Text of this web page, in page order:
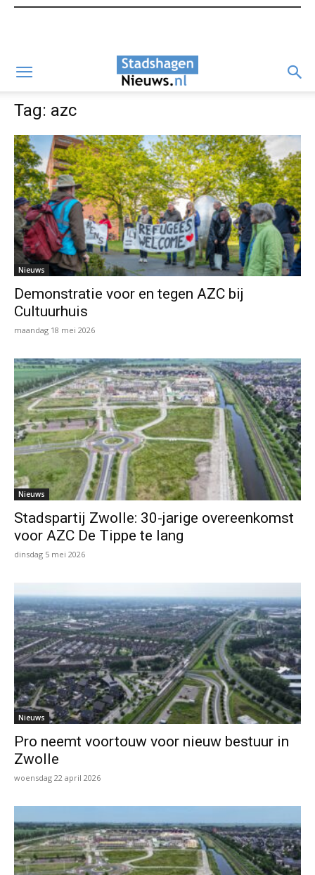
Tag: azc
Nieuws
Demonstratie voor en tegen AZC bij
Cultuurhuis
maandag 18 mei 2026
Nieuws
Stadspartij Zwolle: 30-jarige overeenkomst
voor AZC De Tippe te lang
dinsdag 5 mei 2026
Nieuws
Pro neemt voortouw voor nieuw bestuur in
Zwolle
woensdag 22 april 2026